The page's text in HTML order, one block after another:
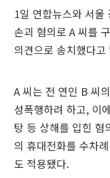
1일 연합뉴스와 서울
손괴 혐의로 A 씨를
의견으로 송치했다고
A 씨는 전 연인 B 씨
성폭행하려 하고, 이
탕 등 상해를 입힌 혐
의 휴대전화를 수차
도 적용됐다.